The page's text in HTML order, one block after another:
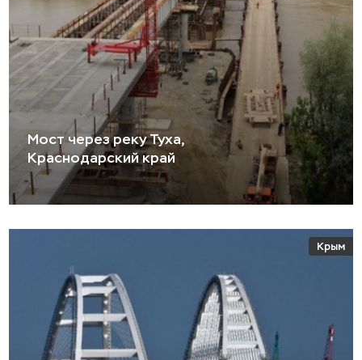
Мост через реку Туха,
Краснодарский край
Крым